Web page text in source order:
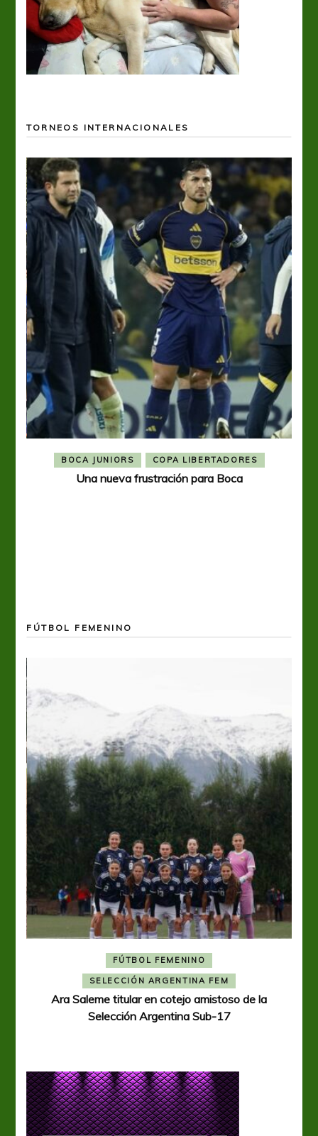
TORNEOS INTERNACIONALES
BOCA JUNIORS COPA LIBERTADORES
Una nueva frustración para Boca
FÚTBOL FEMENINO
FÚTBOL FEMENINO
SELECCIÓN ARGENTINA FEM
Ara Saleme titular en cotejo amistoso de la
Selección Argentina Sub-17